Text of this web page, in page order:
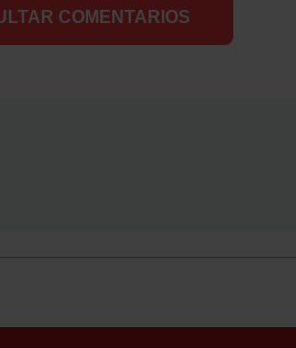
COMENTARIOS